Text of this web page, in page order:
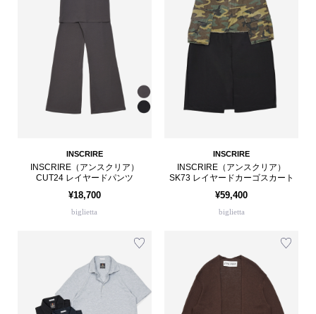
INSCRIRE
INSCRIRE（アンスクリア）
CUT24 レイヤードパンツ
¥18,700
biglietta
INSCRIRE
INSCRIRE（アンスクリア）
SK73 レイヤードカーゴスカート
¥59,400
biglietta